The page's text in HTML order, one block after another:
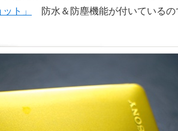
ト」
防水＆防塵機能が付いているの